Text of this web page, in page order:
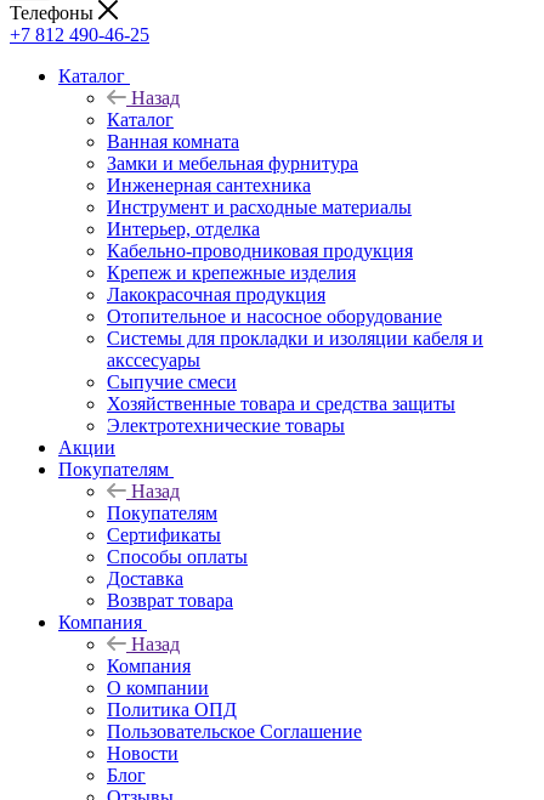
Телефоны
+7 812 490-46-25
Каталог
Назад
Каталог
Ванная комната
Замки и мебельная фурнитура
Инженерная сантехника
Инструмент и расходные материалы
Интерьер, отделка
Кабельно-проводниковая продукция
Крепеж и крепежные изделия
Лакокрасочная продукция
Отопительное и насосное оборудование
Системы для прокладки и изоляции кабеля и
акссесуары
Сыпучие смеси
Хозяйственные товара и средства защиты
Электротехнические товары
Акции
Покупателям
Назад
Покупателям
Сертификаты
Способы оплаты
Доставка
Возврат товара
Компания
Назад
Компания
О компании
Политика ОПД
Пользовательское Соглашение
Новости
Блог